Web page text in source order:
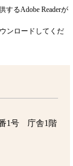
るAdobe Readerが
ンロードしてくだ
1号 庁舎1階